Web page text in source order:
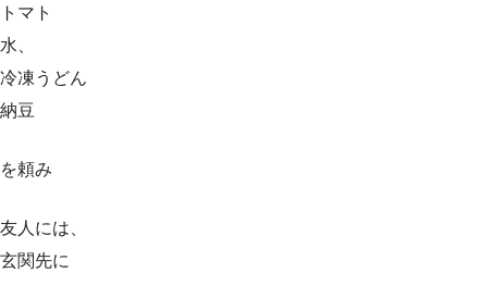
トマト
水、
冷凍うどん
納豆
を頼み
友人には、
玄関先に